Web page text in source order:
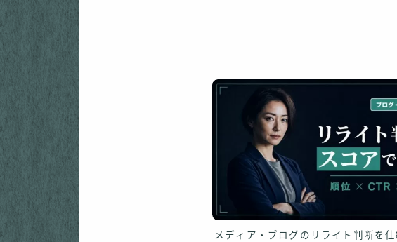
メディア・ブログのリライト判断を仕